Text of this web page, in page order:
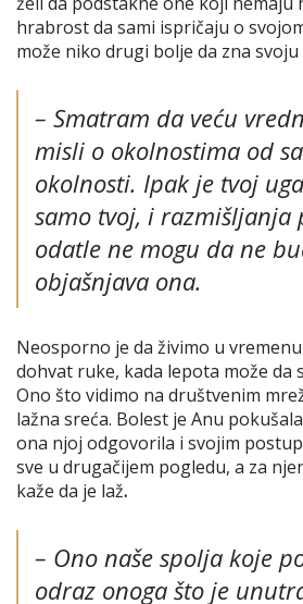
hrabrost da sami ispričaju o
može niko drugi bolje da zna
– Smatram da veću
misli o okolnostima od
okolnosti. Ipak je tvoj
samo tvoj, i razmišljanja
odatle ne mogu da ne
objašnjava ona.
Neosporno je da živimo u
dohvat ruke, kada lepota može da
Ono što vidimo na društvenim
lažna sreća. Bolest je Anu
ona njoj odgovorila i svojim
sve u drugačijem pogledu, a za
kaže da je laž.
– Ono naše spolja koje
odraz onoga što je